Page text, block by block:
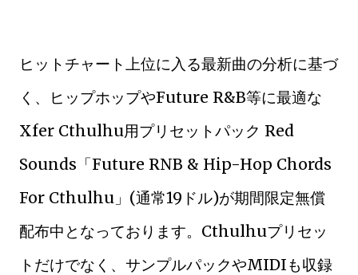
ヒットチャート上位に入る最新曲の分析に基づ
く、ヒップホップやFuture R&B等に最適な
Xfer Cthulhu用プリセットパック Red
Sounds「Future RNB & Hip-Hop Chords
For Cthulhu」(通常19ドル)が期間限定無償
配布中となっております。Cthulhuプリセッ
トだけでなく、サンプルパックやMIDIも収録